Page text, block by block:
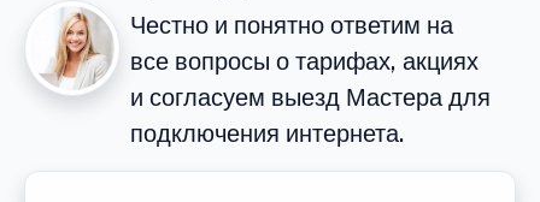
Честно и понятно ответим на
все вопросы о тарифах, акциях
и согласуем выезд Мастера для
подключения интернета.